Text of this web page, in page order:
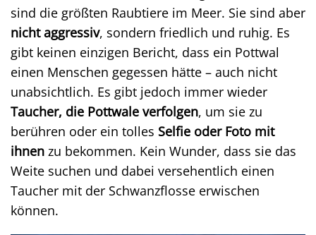
sind die größten Raubtiere im Meer. Sie sind aber
nicht aggressiv, sondern friedlich und ruhig. Es
gibt keinen einzigen Bericht, dass ein Pottwal
einen Menschen gegessen hätte – auch nicht
unabsichtlich. Es gibt jedoch immer wieder
Taucher, die Pottwale verfolgen, um sie zu
berühren oder ein tolles Selfie oder Foto mit
ihnen zu bekommen. Kein Wunder, dass sie das
Weite suchen und dabei versehentlich einen
Taucher mit der Schwanzflosse erwischen
können.